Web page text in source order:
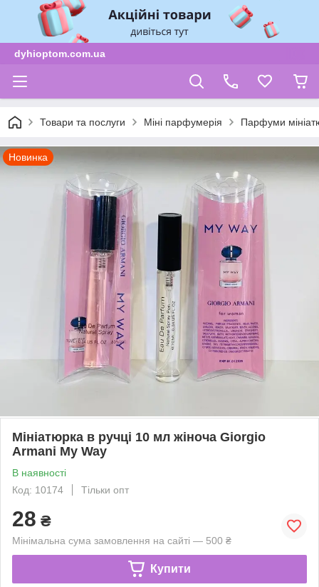
dyhioptom.com.ua
Товари та послуги Міні парфумерія Парфуми
Новинка
Мініатюрка в ручці 10 мл жіноча Giorgio
Armani My Way
В наявності
Код: 10174
Тільки опт
28 ₴
Мінімальна сума замовлення на сайті — 500 ₴
Купити